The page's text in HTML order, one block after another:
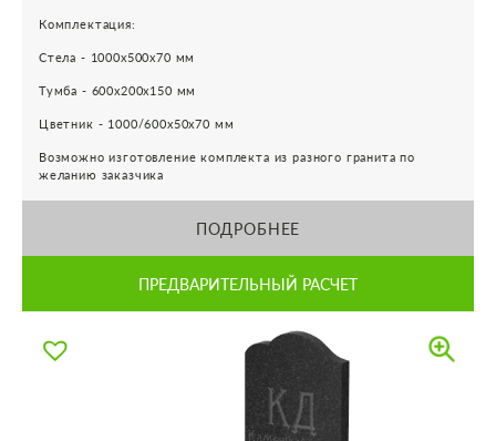
Комплектация:
Стела - 1000х500х70 мм
Тумба - 600х200х150 мм
Цветник - 1000/600х50х70 мм
Возможно изготовление комплекта из разного гранита по
желанию заказчика
ПОДРОБНЕЕ
ПРЕДВАРИТЕЛЬНЫЙ РАСЧЕТ